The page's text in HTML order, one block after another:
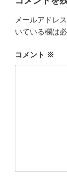
メールアドレ
いている欄は
コメント ※